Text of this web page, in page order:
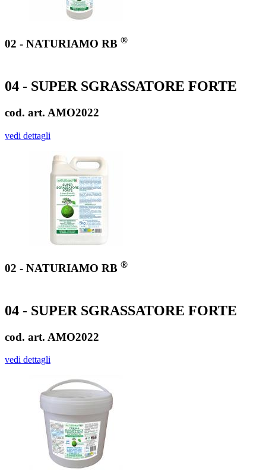
02 - NATURIAMO RB ®
04 - SUPER SGRASSATORE FORTE
cod. art. AMO2022
vedi dettagli
02 - NATURIAMO RB ®
04 - SUPER SGRASSATORE FORTE
cod. art. AMO2022
vedi dettagli